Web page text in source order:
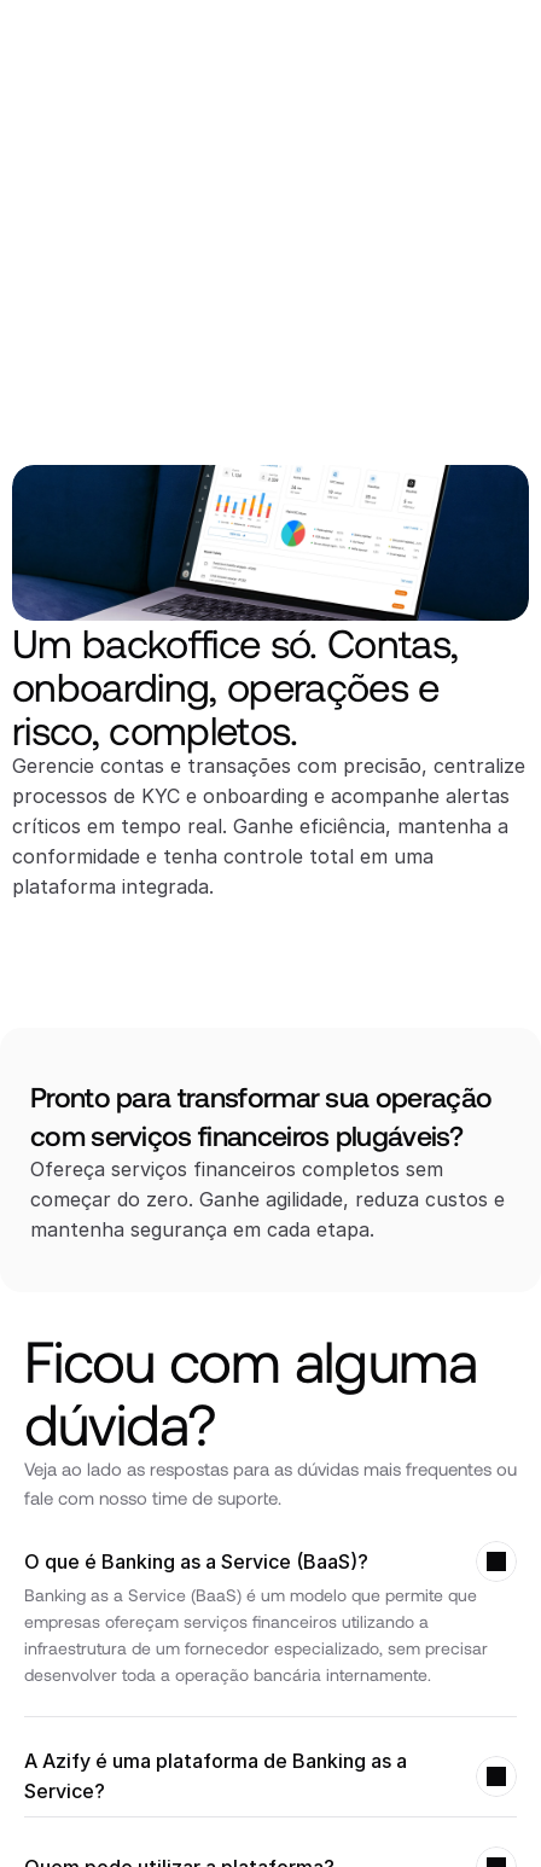
Um backoffice só. Contas,
onboarding, operações e
risco, completos.
Gerencie contas e transações com precisão, centralize
processos de KYC e onboarding e acompanhe alertas
críticos em tempo real. Ganhe eficiência, mantenha a
conformidade e tenha controle total em uma
plataforma integrada.
Pronto para transformar sua operação
com serviços financeiros plugáveis?
Ofereça serviços financeiros completos sem
começar do zero. Ganhe agilidade, reduza custos e
mantenha segurança em cada etapa.
Ficou com alguma
dúvida?
Veja ao lado as respostas para as dúvidas mais frequentes ou
fale com nosso time de suporte.
O que é Banking as a Service (BaaS)?
Banking as a Service (BaaS) é um modelo que permite que
empresas ofereçam serviços financeiros utilizando a
infraestrutura de um fornecedor especializado, sem precisar
desenvolver toda a operação bancária internamente.
A Azify é uma plataforma de Banking as a
Service?
Sim. A Azify fornece infraestrutura Banking as a Service para